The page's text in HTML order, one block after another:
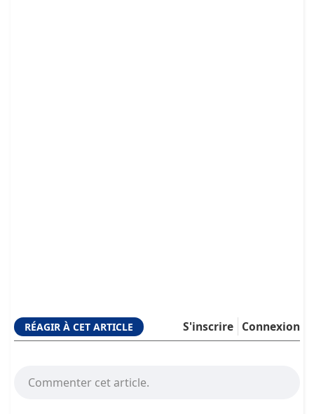
RÉAGIR À CET ARTICLE Connexion
S'inscrire
Commenter cet article.